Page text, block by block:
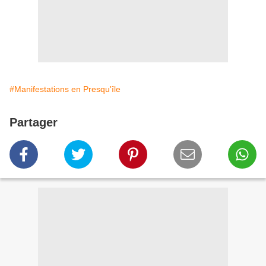
#Manifestations en Presqu'île
Partager